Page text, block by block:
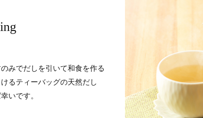
みでだしを引いて和食を作る
るティーバッグの天然だし
いです。